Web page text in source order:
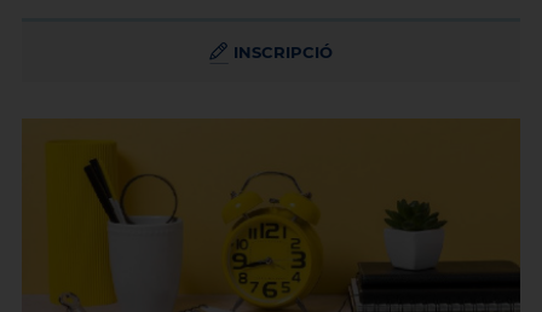
INSCRIPCIÓ